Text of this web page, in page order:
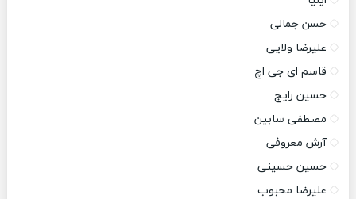
حسن جمالی
علیرضا ولایی
قاسم ای جی اچ
حسین رایج
مصطفی سابین
آرش معروفی
حسین حسینی
علیرضا محبوب